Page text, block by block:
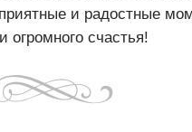
и радостные
счастья!